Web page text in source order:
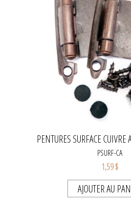
PENTURES SURFACE
PSURF-CA
1,59 $
AJOUTER AU